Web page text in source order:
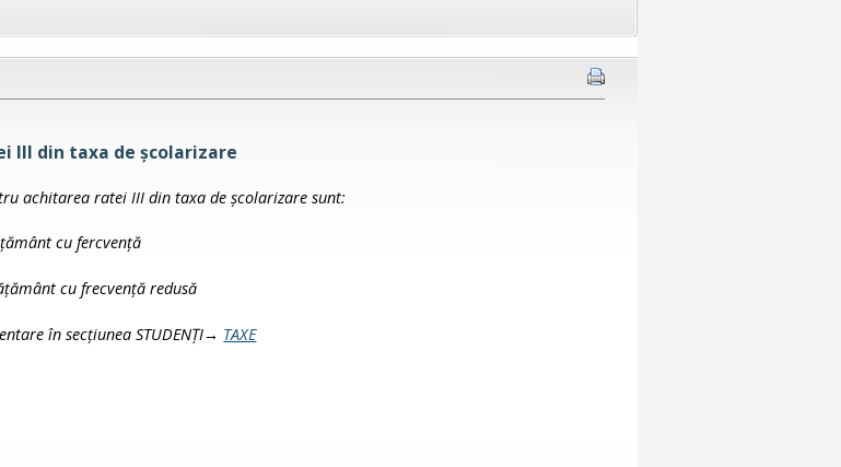
III din taxa de școlarizare
achitarea ratei III din taxa de școlarizare sunt:
cu fercvență
cu frecvență redusă
în secțiunea STUDENȚI→ TAXE